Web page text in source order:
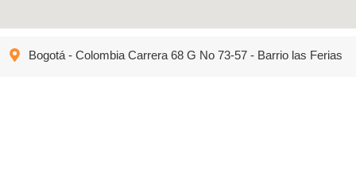
Bogotá - Colombia Carrera 68 G No 73-57 - Barrio las Ferias